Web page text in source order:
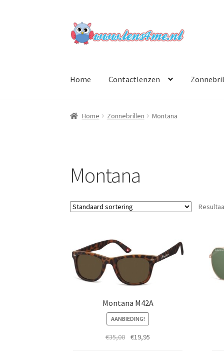
Ga
door
Ga
naar
Home Contactlenzen
Home Zonnebrillen Montana
Montana
Montana M42A
AANBIEDING!
€35,00
Oorspronkelijke
€19,95